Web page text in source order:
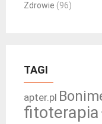
Zdrowie (96)
TAGI
apter.pl
fitoterapia